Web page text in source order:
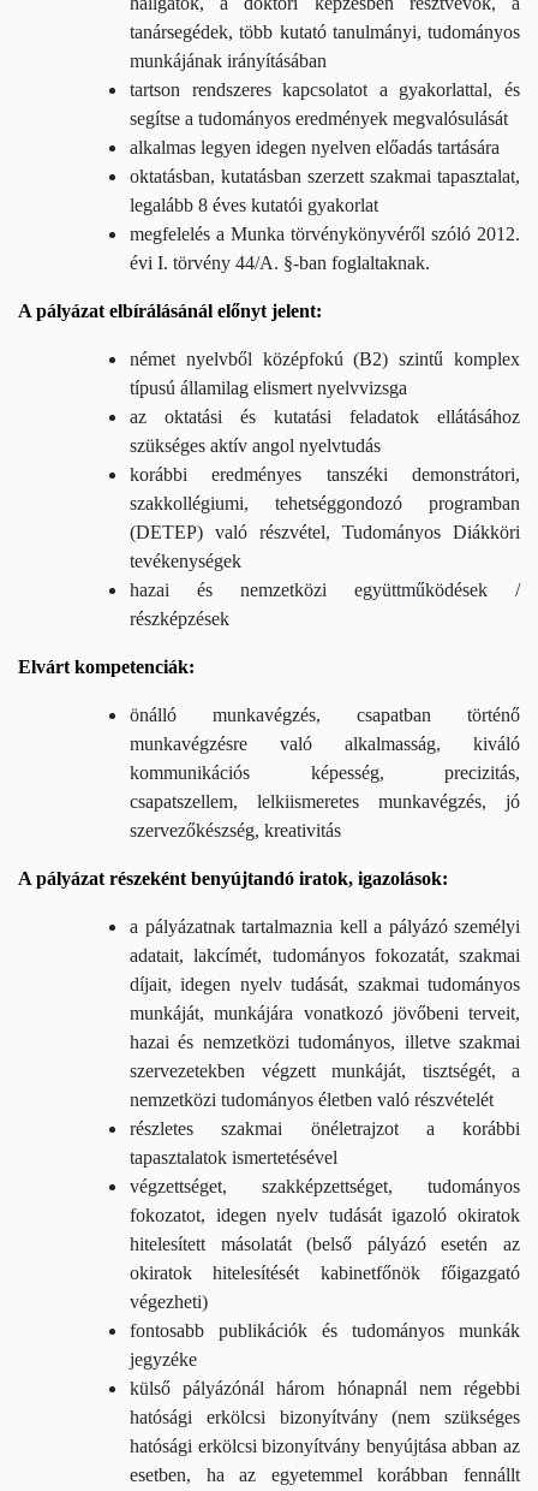
tanársegédek, több kutató tanulmányi, tudományos
munkájának irányításában
tartson rendszeres kapcsolatot a gyakorlattal, és
segítse a tudományos eredmények megvalósulását
alkalmas legyen idegen nyelven előadás tartására
oktatásban, kutatásban szerzett szakmai tapasztalat,
legalább 8 éves kutatói gyakorlat
megfelelés a Munka törvénykönyvéről szóló 2012.
évi I. törvény 44/A. §-ban foglaltaknak.
A pályázat elbírálásánál előnyt jelent:
német nyelvből középfokú (B2) szintű komplex
típusú államilag elismert nyelvvizsga
az oktatási és kutatási feladatok ellátásához
szükséges aktív angol nyelvtudás
korábbi eredményes tanszéki demonstrátori,
szakkollégiumi, tehetséggondozó programban
(DETEP) való részvétel, Tudományos Diákköri
tevékenységek
hazai és nemzetközi együttműködések /
részképzések
Elvárt kompetenciák:
önálló munkavégzés, csapatban történő
munkavégzésre való alkalmasság, kiváló
kommunikációs képesség, precizitás,
csapatszellem, lelkiismeretes munkavégzés, jó
szervezőkészség, kreativitás
A pályázat részeként benyújtandó iratok, igazolások:
a pályázatnak tartalmaznia kell a pályázó személyi
adatait, lakcímét, tudományos fokozatát, szakmai
díjait, idegen nyelv tudását, szakmai tudományos
munkáját, munkájára vonatkozó jövőbeni terveit,
hazai és nemzetközi tudományos, illetve szakmai
szervezetekben végzett munkáját, tisztségét, a
nemzetközi tudományos életben való részvételét
részletes szakmai önéletrajzot a korábbi
tapasztalatok ismertetésével
végzettséget, szakképzettséget, tudományos
fokozatot, idegen nyelv tudását igazoló okiratok
hitelesített másolatát (belső pályázó esetén az
okiratok hitelesítését kabinetfőnök főigazgató
végezheti)
fontosabb publikációk és tudományos munkák
jegyzéke
külső pályázónál három hónapnál nem régebbi
hatósági erkölcsi bizonyítvány (nem szükséges
hatósági erkölcsi bizonyítvány benyújtása abban az
esetben, ha az egyetemmel korábban fennállt